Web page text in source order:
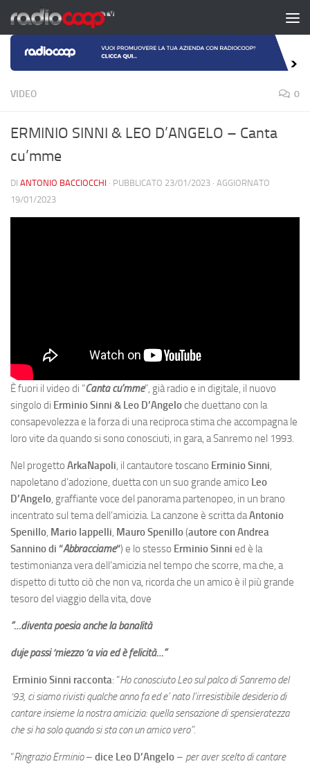
Salta al contenuto
VIDEO 0
ERMINIO SINNI & LEO D’ANGELO – Canta
cu’mme
DI ANTONIO BACCIOCCHI · PUBBLICATO 23/01/2023 · AGGIORNATO
19/01/2023
È fuori il video di “Canta cu’mme”, già radio e in digitale, il nuovo
singolo di Erminio Sinni & Leo D’Angeloche duettano con la
consapevolezza e la forza di una reciproca stima che accompagna le
loro vite da quando si sono conosciuti, in gara, a Sanremo nel 1993.
Nel progetto ArkaNapoli, il cantautore toscano Erminio Sinni,
napoletano d’adozione, duetta con un suo grande amico Leo
D’Angelo, graffiante voce del panorama partenopeo, in un brano
incentrato sul tema dell’amicizia. La canzone è scritta daAntonio
Spenillo, Mario Iappelli, Mauro Spenillo(autore con Andrea
Sannino di “Abbracciame“) e lo stesso ErminioSinni ed è la
testimonianza vera dell’amicizia nel tempo che scorre, ma che, a
dispetto di tutto ciò che non va, ricorda che un amico è il più grande
tesoro del viaggio della vita, dove
”…diventa poesia anche la banalità
duje passi ‘miezzo ‘a viaed è felicità…”
Erminio Sinni racconta: “Ho conosciuto Leo sul palco di Sanremo del
‘93, ci siamo rivisti qualche anno fa ed e’ nato l’irresistibile desiderio di
cantare insieme la nostra amicizia: quella sensazione di spensieratezza
che si ha solo quando si sta con un amico vero”.
“Ringrazio Erminio– dice Leo D’Angelo – per aver scelto di cantare